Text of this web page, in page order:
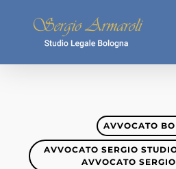
AVVOCATO
AVVOCATO SERGIO
AVVOCATO